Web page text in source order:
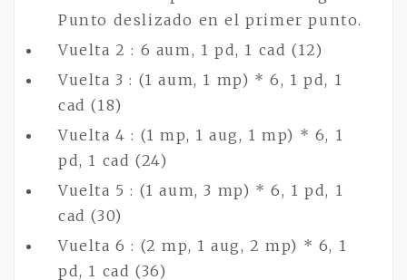
Punto deslizado en el primer punto.
Vuelta 2 : 6 aum, 1 pd, 1 cad (12)
Vuelta 3 : (1 aum, 1 mp) * 6, 1 pd, 1
cad (18)
Vuelta 4 : (1 mp, 1 aug, 1 mp) * 6, 1
pd, 1 cad (24)
Vuelta 5 : (1 aum, 3 mp) * 6, 1 pd, 1
cad (30)
Vuelta 6 : (2 mp, 1 aug, 2 mp) * 6, 1
pd, 1 cad (36)